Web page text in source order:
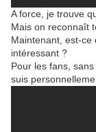
A force, je trouve
Mais on reconnaît
Maintenant, est-
intéressant ?
Pour les fans,
suis